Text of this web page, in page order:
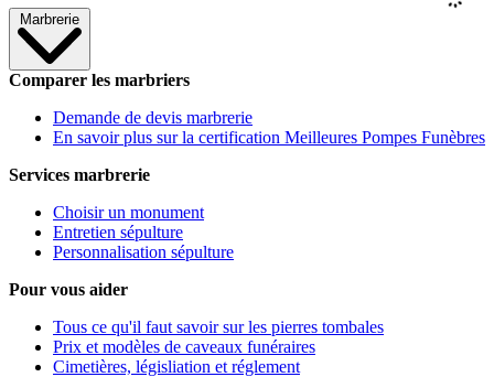
Marbrerie
Comparer les marbriers
Demande de devis marbrerie
En savoir plus sur la certification Meilleures Pompes Funèbres
Services marbrerie
Choisir un monument
Entretien sépulture
Personnalisation sépulture
Pour vous aider
Tous ce qu'il faut savoir sur les pierres tombales
Prix et modèles de caveaux funéraires
Cimetières, législiation et réglement